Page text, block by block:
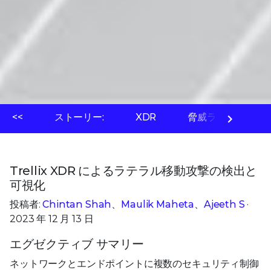
<< ストーリー: XDR 脅威ラボ
Trellix XDR によるラテラル移動攻撃の検出と
可視化
投稿者:Chintan Shah、 Maulik Maheta、 Ajeeth S ·
2023 年 12 月 13 日
エグゼクティブ サマリー
ネットワークとエンドポイントに複数のセキュリティ制御